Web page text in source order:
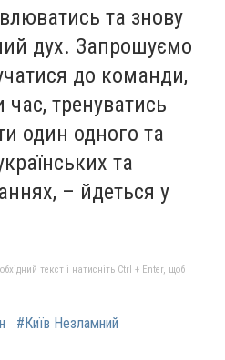
та знову
дух. Запрошуємо
до команди,
тренуватись
один одного та
та
– йдеться у
текст і натисніть Ctrl + Enter, щоб
#Київ Незламний